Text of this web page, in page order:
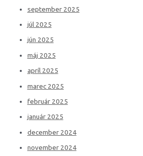
september 2025
júl 2025
jún 2025
máj 2025
apríl 2025
marec 2025
február 2025
január 2025
december 2024
november 2024